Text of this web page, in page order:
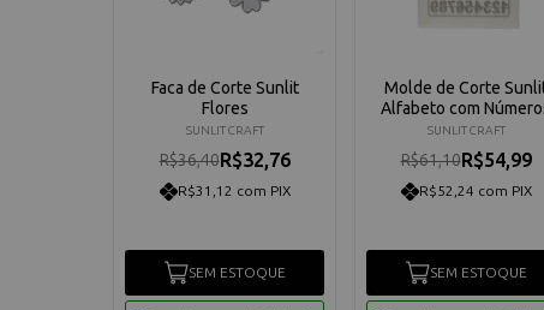
Faca de Corte Sunlit
Flores
SUNLIT CRAFT
R$36,40R$32,76
R$31,12 com PIX
SEM ESTOQUE
Molde de Corte
Alfabeto com
SUNLIT CRAFT
R$61,10R$54,99
R$52,24 com PIX
SEM ESTOQUE